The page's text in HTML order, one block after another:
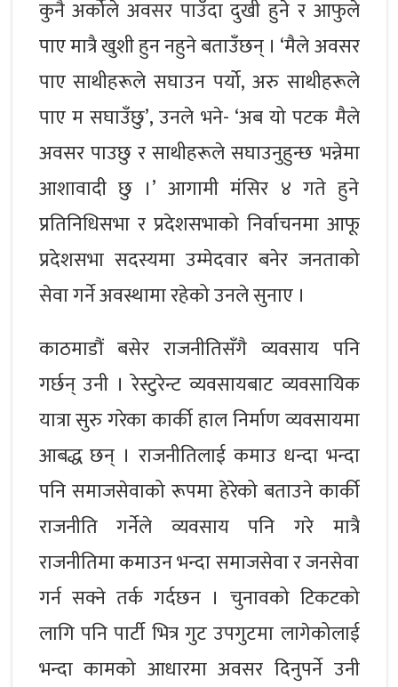
कुनै अर्कोले अवसर पाउँदा दुखी हुने र आफुले
पाए मात्रै खुशी हुन नहुने बताउँछन् । ‘मैले अवसर
पाए साथीहरूले सघाउन पर्यो, अरु साथीहरूले
पाए म सघाउँछु’, उनले भने- ‘अब यो पटक मैले
अवसर पाउछु र साथीहरूले सघाउनुहुन्छ भन्नेमा
आशावादी छु ।’ आगामी मंंसिर ४ गते हुने
प्रतिनिधिसभा र प्रदेशसभाको निर्वाचनमा आफू
प्रदेशसभा सदस्यमा उम्मेदवार बनेर जनताको
सेवा गर्ने अवस्थामा रहेको उनले सुनाए ।
काठमाडौं बसेर राजनीतिसँगै व्यवसाय पनि
गर्छन् उनी । रेस्टुरेन्ट व्यवसायबाट व्यवसायिक
यात्रा सुरु गरेका कार्की हाल निर्माण व्यवसायमा
आबद्ध छन् । राजनीतिलाई कमाउ धन्दा भन्दा
पनि समाजसेवाको रूपमा हेरेको बताउने कार्की
राजनीति गर्नेले व्यवसाय पनि गरे मात्रै
राजनीतिमा कमाउन भन्दा समाजसेवा र जनसेवा
गर्न सक्ने तर्क गर्दछन । चुनावको टिकटको
लागि पनि पार्टी भित्र गुट उपगुटमा लागेकोलाई
भन्दा कामको आधारमा अवसर दिनुपर्ने उनी